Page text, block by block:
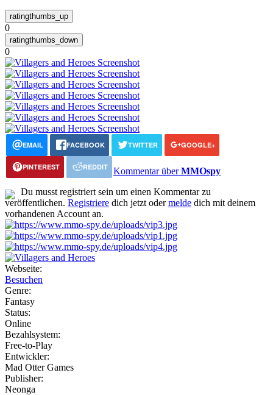
0
0
EMAIL FACEBOOK TWITTER GOOGLE+
PINTEREST REDDIT Kommentar überMMOspy
Du musst registriert sein um einen Kommentar zu
veröffentlichen. Registriere dich jetzt odermelde dich mit deinem
vorhandenen Account an.
Webseite:
Besuchen
Genre:
Fantasy
Status:
Online
Bezahlsystem:
Free-to-Play
Entwickler:
Mad Otter Games
Publisher:
Neonga